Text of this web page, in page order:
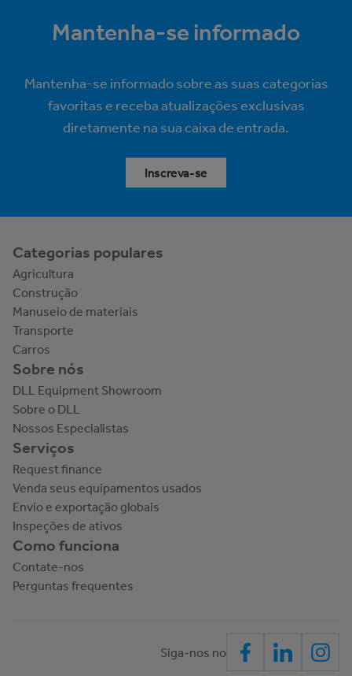
Mantenha-se informado
Mantenha-se informado sobre as suas categorias
favoritas e receba atualizações exclusivas
diretamente na sua caixa de entrada.
Inscreva-se
Categorias populares
Agricultura
Construção
Manuseio de materiais
Transporte
Carros
Sobre nós
DLL Equipment Showroom
Sobre o DLL
Nossos Especialistas
Serviços
Request finance
Venda seus equipamentos usados
Envio e exportação globais
Inspeções de ativos
Como funciona
Contate-nos
Perguntas frequentes
Siga-nos no